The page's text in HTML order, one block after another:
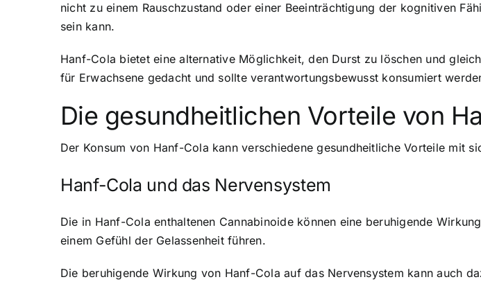
nicht zu einem Rauschzustand oder einer Beeinträchtigung der kognitiven
sein kann.
Hanf-Cola bietet eine alternative Möglichkeit, den Durst zu löschen und
für Erwachsene gedacht und sollte verantwortungsbewusst konsumiert
Die gesundheitlichen Vorteile von
Der Konsum von Hanf-Cola kann verschiedene gesundheitliche Vorteile mit
Hanf-Cola und das Nervensystem
Die in Hanf-Cola enthaltenen Cannabinoide können eine beruhigende
einem Gefühl der Gelassenheit führen.
Die beruhigende Wirkung von Hanf-Cola auf das Nervensystem kann auch